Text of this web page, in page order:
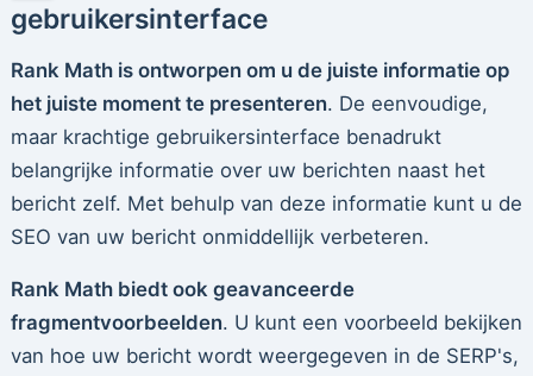
gebruikersinterface
Rank Math is ontworpen om u de juiste informatie op
het juiste moment te presenteren. De eenvoudige,
maar krachtige gebruikersinterface benadrukt
belangrijke informatie over uw berichten naast het
bericht zelf. Met behulp van deze informatie kunt u de
SEO van uw bericht onmiddellijk verbeteren.
Rank Math biedt ook geavanceerde
fragmentvoorbeelden. U kunt een voorbeeld bekijken
van hoe uw bericht wordt weergegeven in de SERP's,